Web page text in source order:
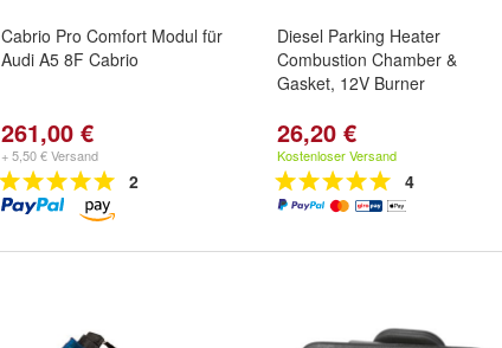
Cabrio Pro Comfort Modul für
Audi A5 8F Cabrio
261,00 €
+ 5,50 € Versand
2
Diesel Parking Heater
Combustion Chamber &
Gasket, 12V Burner
26,20 €
Kostenloser Versand
4